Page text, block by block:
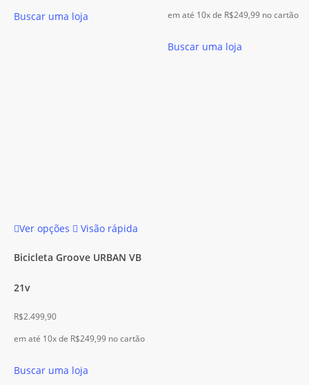
podem
Buscar uma loja
podem
escolhidas
em até 10x de R$249,99 no cartão
Buscar uma loja
Ver opções
produto
tem
podem
escolhidas
Visão rápida
Bicicleta Groove URBAN VB
21v
R$2.499,90
em até 10x de R$249,99 no cartão
Buscar uma loja